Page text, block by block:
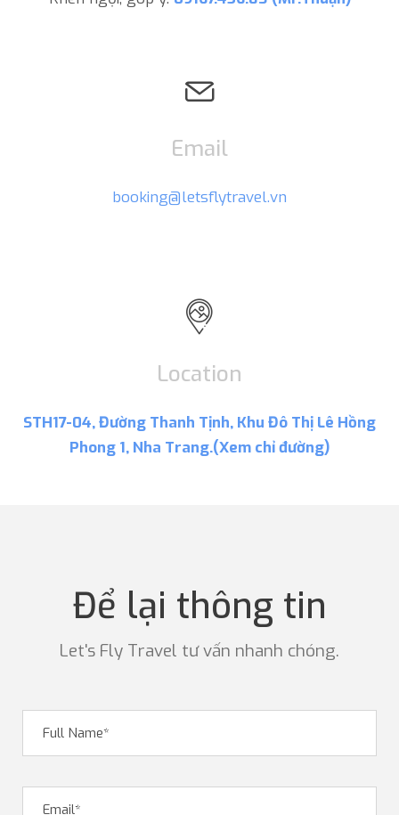
Email
booking@letsflytravel.vn
Location
STH17-04, Đường Thanh Tịnh, Khu Đô Thị Lê Hồng
Phong 1, Nha Trang.(Xem chỉ đường)
Để lại thông tin
Let's Fly Travel tư vấn nhanh chóng.